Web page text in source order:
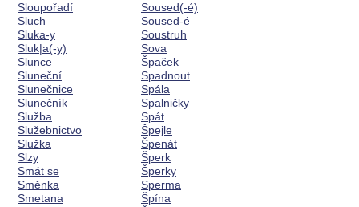
Sloupořadí
Sluch
Sluka-y
Sluk|a(-y)
Slunce
Sluneční
Slunečnice
Slunečník
Služba
Služebnictvo
Služka
Slzy
Smát se
Směnka
Smetana
Soused(-é)
Soused-é
Soustruh
Sova
Špaček
Spadnout
Spála
Spalničky
Spát
Špejle
Špenát
Šperk
Šperky
Sperma
Špína